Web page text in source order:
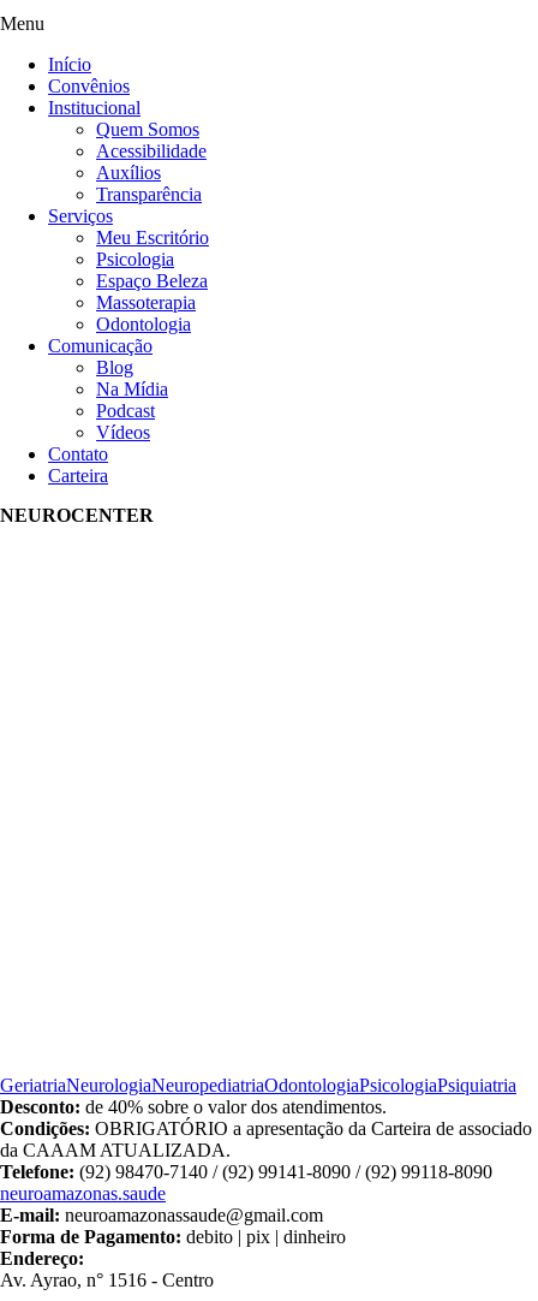
Menu
Início
Convênios
Institucional
Quem Somos
Acessibilidade
Auxílios
Transparência
Serviços
Meu Escritório
Psicologia
Espaço Beleza
Massoterapia
Odontologia
Comunicação
Blog
Na Mídia
Podcast
Vídeos
Contato
Carteira
NEUROCENTER
GeriatriaNeurologiaNeuropediatriaOdontologiaPsicologiaPsiquiatria
Desconto: de 40% sobre o valor dos atendimentos.
Condições: OBRIGATÓRIO a apresentação da Carteira de associado
da CAAAM ATUALIZADA.
Telefone: (92) 98470-7140 / (92) 99141-8090 / (92) 99118-8090
neuroamazonas.saude
E-mail: neuroamazonassaude@gmail.com
Forma de Pagamento: debito | pix | dinheiro
Endereço:
Av. Ayrao, n° 1516 - Centro